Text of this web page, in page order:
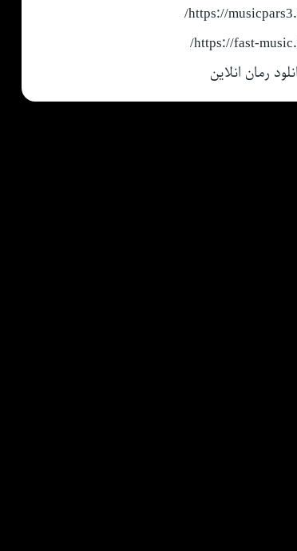
https://
https://fast-
رمان انلاین